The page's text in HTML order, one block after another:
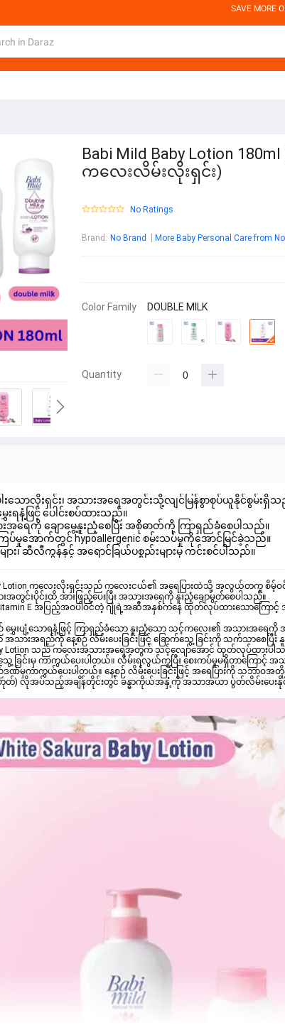
SAVE MORE
Babi Mild Baby Lotion
ကလေးလိမ်းလိုးရှင်း)
No Ratings
Brand : No Brand More Baby Personal Care from
Color Family DOUBLE MILK
Quantity
းသောလိုးရှင်း၊ အသားအရေအတွင်းသို့လျင်မြန်စွာစုပ်ယူနိုင်စွမ်းရှိသည်
ရနံ့ဖြင့် ပေါင်းစပ်ထားသည်။
းအရေကို ချောမွေ့နူးညံ့စေပြီး အစိုဓာတ်ကို ကြာရှည်ခံစေပါသည်။
ပ်မှုအောက်တွင် hypoallergenic စမ်းသပ်မှုကိုအောင်မြင်ခဲ့သည်။
ျား၊ ဆီလီကွန်နှင့် အရောင်ခြယ်ပစ္စည်းများမှ ကင်းစင်ပါသည်။
Lotion ကလေးလိုးရှင်းသည် ကလေးငယ်၏ အရေပြားထဲသို့ အလွယ်တကူ စိမ့်ဝင်လွ
နှင့် ဗီတာမင်အီးပါဝင်သောကြောင့် အရေပြားအတွင်းပိုင်းထိ အားဖြည့်ပေးပြီး အသား‌အ‌ရေကို နူးညံ့ချောမွတ်စေပါသည်။
E အပြည့်အဝပါဝင်တဲ့ ဂျုံရဲ့အဆီအနှစ်ကနေ ထုတ်လုပ်ထားသောကြောင့် အ
မွှေးပျံ့သောရနံ့ဖြင့် ကြာရှည်ခံသော နူးညံ့သော သင့်ကလေး၏ အသားအရေကို အ
အသားအရည်ကို နေ့စဉ် လိမ်းပေးခြင်းဖြင့် ခြောက်သွေ့ခြင်းကို သက်သာစေပြီ
Lotion သည် ကလေးအသားအရေအတွက် သင့်‌လျော်အောင် ထုတ်လုပ်ထားပါသည်။နို့နှင့် ပဲပိစပ်နို့ တို့မှ ပေါင်းစပ်ထုတ်လုပ်ထားတာကြောင့်
ာက်သွေ့ခြင်းမှ ကာကွယ်ပေးပါတယ်။ လိမ်းရလွယ်ကူပြီး စေးကပ်မှုမရှိတာကြေ
ည်ဒဏ်မှကာကွယ်ပေးပါတယ်။ နေ့စဉ် လိမ်းပေးခြင်းဖြင့် အရေပြားကို သဘာဝအ
မဟုတ်) လိုအပ်သည့်အချိန်တိုင်းတွင် ခန္ဓာကိုယ်အနှံ့ကို အသာအယာ ပွတ်လိမ်းပေး